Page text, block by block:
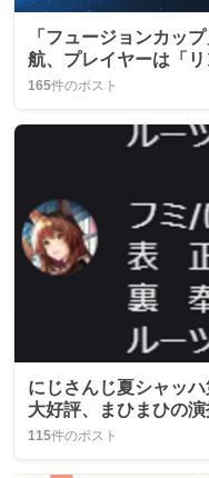
「フュージョンカッ
航、プレイヤーは「
165件のポスト
にじさんじ夏シャッ
大好評、まひまひの
115件のポスト